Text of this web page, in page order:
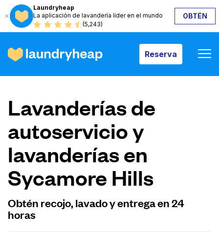
Laundryheap
La aplicación de lavandería líder en el mundo
(5,243)
OBTÉN
Reserva
Reserva
Cómo funciona
Precios y servicios
Quiénes somos
Para las empresas
Lavanderías de
autoservicio y
lavanderías en
Sycamore Hills
Obtén recojo, lavado y entrega en 24
horas